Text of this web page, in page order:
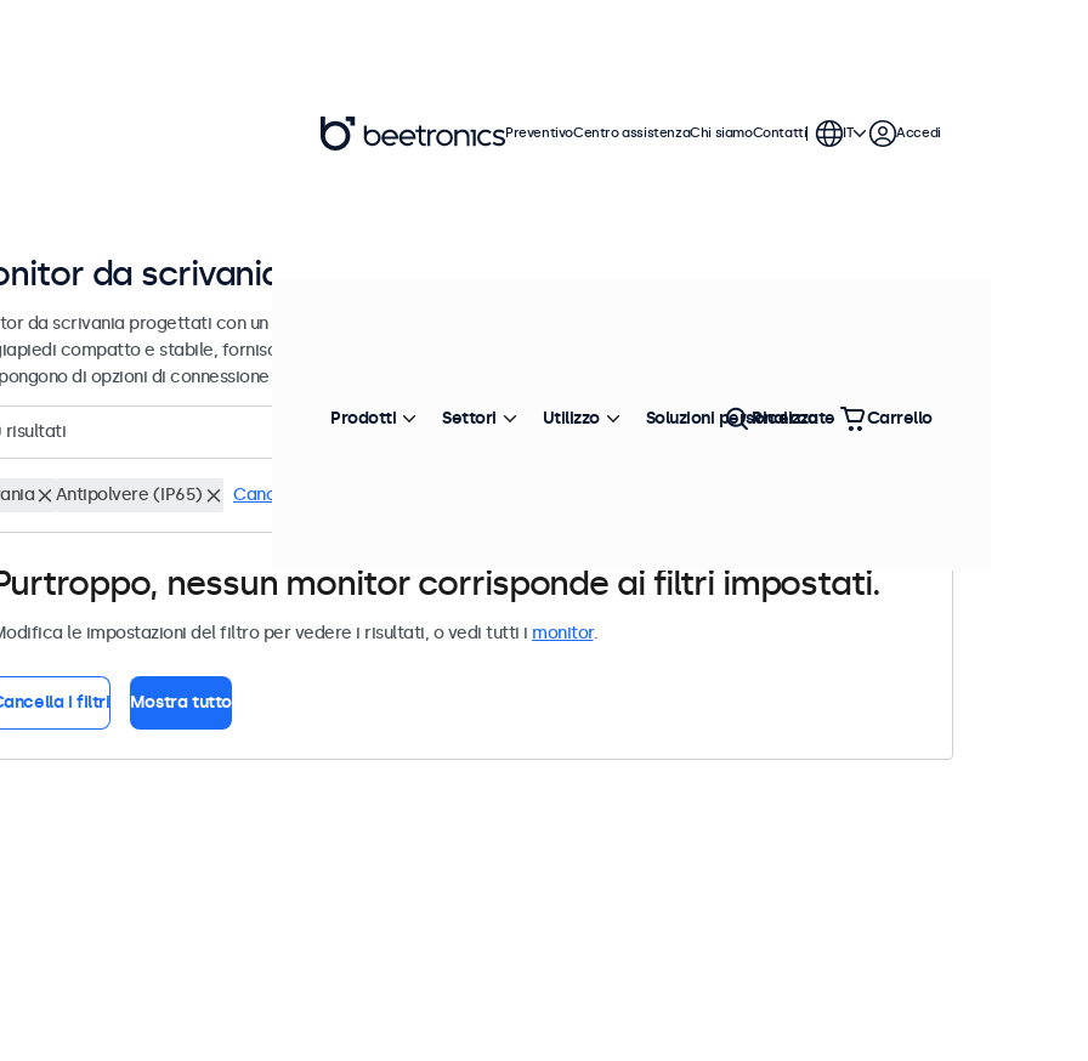
da scrivania da 7 a 32 pollici
da scrivania progettati con un robusto piedistallo regolabile. Questi monitor sono dotati di un
compatto e stabile, forniscono un'immagine estremamente nitida con un ampio angolo di visione
di opzioni di connessione versatili.
risultati Più venduto
Antipolvere (IP65) Cancella i filtri
nessun monitor corrisponde ai filtri impostati.
le impostazioni del filtro per vedere i risultati, o vedi tutti i monitor.
i filtri Mostra tutto
PreventivoCentro assistenzaChi siamoContatti IT Accedi
Prodotti Settori Utilizzo Soluzioni personalizzate
Ricerca Carrello